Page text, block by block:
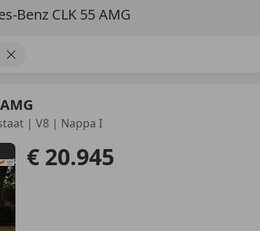
Benz CLK 55 AMG
| V8 | Nappa I
€ 20.945